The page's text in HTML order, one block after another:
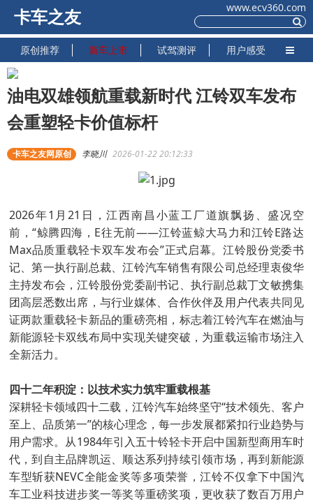
卡车之友
www.ecv360.com
原创推荐 新车上市 试驾测评 用户感受
油电双雄领航重载新时代 江铃双车发布
会重塑轻卡价值标杆
卡车之友网原创 李晓川 2026-01-22 20:12:33
2026年1月21日，江西南昌小蓝工厂道旗飘扬、盛况空
前，“鲸腾四海，E往无前——江铃蓝鲸大马力和江铃E路达
Max品质重载轻卡双车发布会”正式启幕。江铃股份党委书
记、第一执行副总裁、江铃汽车销售有限公司总经理衷俊华
主持发布会，江铃股份党委副书记、执行副总裁丁文敏携集
团高层悉数出席，与行业媒体、合作伙伴及用户代表共同见
证两款重载轻卡新品的重磅亮相，标志着江铃汽车在燃油与
新能源轻卡双线布局中实现关键突破，为重载运输市场注入
全新活力。
四十二年积淀：以技术实力筑牢重载根基
深耕轻卡领域四十二载，江铃汽车始终坚守“技术领先、客户
至上、品质第一”的核心理念，每一步发展都紧扣行业趋势与
用户需求。从1984年引入五十铃轻卡开启中国新型商用车时
代，到自主品牌凯运、顺达系列持续引领市场，再到新能源
车型斩获NEVC全能金奖等多项荣誉，江铃不仅拿下中国汽
车工业科技进步奖一等奖等重磅奖项，更收获了数百万用户